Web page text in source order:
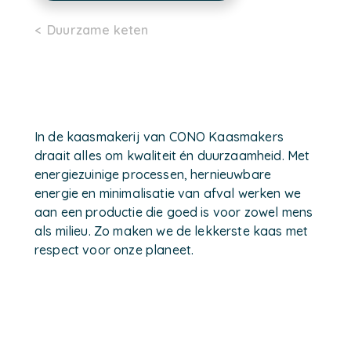
Duurzame keten
In de kaasmakerij van CONO Kaasmakers
draait alles om kwaliteit én duurzaamheid. Met
energiezuinige processen, hernieuwbare
energie en minimalisatie van afval werken we
aan een productie die goed is voor zowel mens
als milieu. Zo maken we de lekkerste kaas met
respect voor onze planeet.